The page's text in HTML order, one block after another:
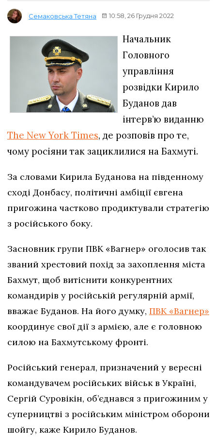
Семаковська Тетяна 10:58, 26 Грудня 2022
Начальник
Головного
управління
розвідки Кирило
Буданов дав
інтерв’ю виданню
The New York Times, де розповів про те,
чому росіяни так зациклилися на Бахмуті.
За словами Кирила Буданова на південному
сході Донбасу, політичні амбіції євгена
пригожина частково продиктували стратегію
з російського боку.
Засновник групи ПВК «Вагнер» оголосив так
званий хрестовий похід за захоплення міста
Бахмут, щоб витіснити конкурентних
командирів у російській регулярній армії,
вважає Буданов. На його думку, ПВК «Вагнер»
координує свої дії з армією, але є головною
силою на Бахмутському фронті.
Російський генерал, призначений у вересні
командувачем російських військ в Україні,
Сергій Суровікін, об’єднався з пригожиним у
суперництві з російським міністром оборони
шойгу, каже Кирило Буданов.